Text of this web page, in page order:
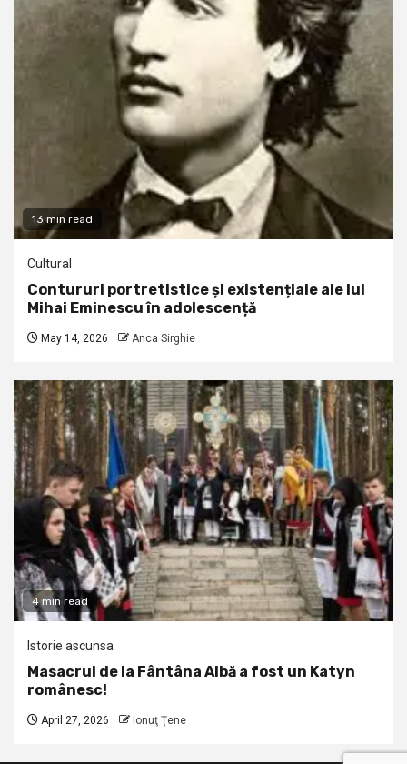
13 min read
Cultural
Contururi portretistice și existențiale ale lui
Mihai Eminescu în adolescență
May 14, 2026 Anca Sirghie
4 min read
Istorie ascunsa
Masacrul de la Fântâna Albă a fost un Katyn
românesc!
April 27, 2026 Ionuţ Ţene